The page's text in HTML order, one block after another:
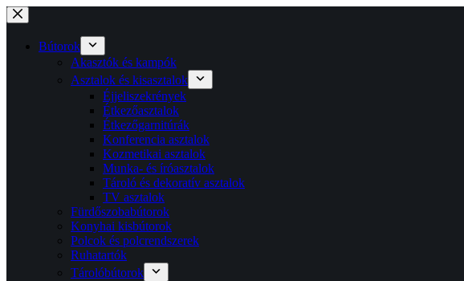
Skip
to
contentBútorok
Akasztók és kampók
Asztalok és kisasztalok
Éjjeliszekrények
Étkezőasztalok
Étkezőgarnitúrák
Konferencia asztalok
Kozmetikai asztalok
Munka- és íróasztalok
Tároló és dekoratív asztalok
TV asztalok
Fürdőszobabútorok
Konyhai kisbútorok
Polcok és polcrendszerek
Ruhatartók
Tárolóbútorok